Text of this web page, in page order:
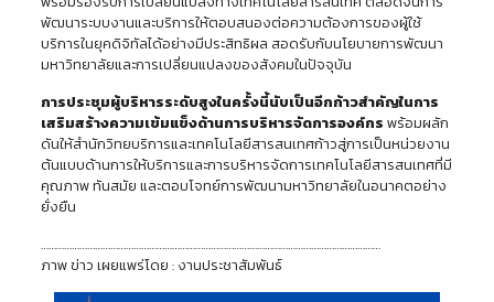
พัฒนาระบบงานและบริการให้ตอบสนองต่อความต้องการของผู้ใช้
บริการในยุคดิจิทัลได้อย่างมีประสิทธิผล สอดรับกับนโยบายการพัฒนา
มหาวิทยาลัยและการเปลี่ยนแปลงของสังคมในปัจจุบัน
การประชุมผู้บริหารระดับสูงในครั้งนี้นับเป็นอีกก้าวสำคัญในการ
เสริมสร้างความเข้มแข็งด้านการบริหารจัดการองค์กร พร้อมผลัก
ดันให้สำนักวิทยบริการและเทคโนโลยีสารสนเทศก้าวสู่การเป็นหน่วยงาน
ต้นแบบด้านการให้บริการและการบริหารจัดการเทคโนโลยีสารสนเทศที่มี
คุณภาพ ทันสมัย และตอบโจทย์การพัฒนามหาวิทยาลัยในอนาคตอย่าง
ยั่งยืน
……………………………………………………………………………………………………………………
ภาพ ข่าว เผยแพร่โดย : งานประชาสัมพันธ์